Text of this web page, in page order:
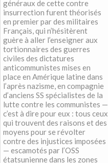
généraux de cette contre
insurrection furent théorisés
en premier par des militaires
Français, qui n’hésitèrent
guère à aller l’enseigner aux
tortionnaires des guerres
civiles des dictatures
anticommunistes mises en
place en Amérique latine dans
l’après nazisme, en compagnie
d’anciens SS spécialistes de la
lutte contre les communistes —
c’est à dire pour eux : tous ceux
qui trouvent des raisons et des
moyens pour se révolter
contre des injustices imposées
— escamotés par l’OSS
étatsunienne dans les zones